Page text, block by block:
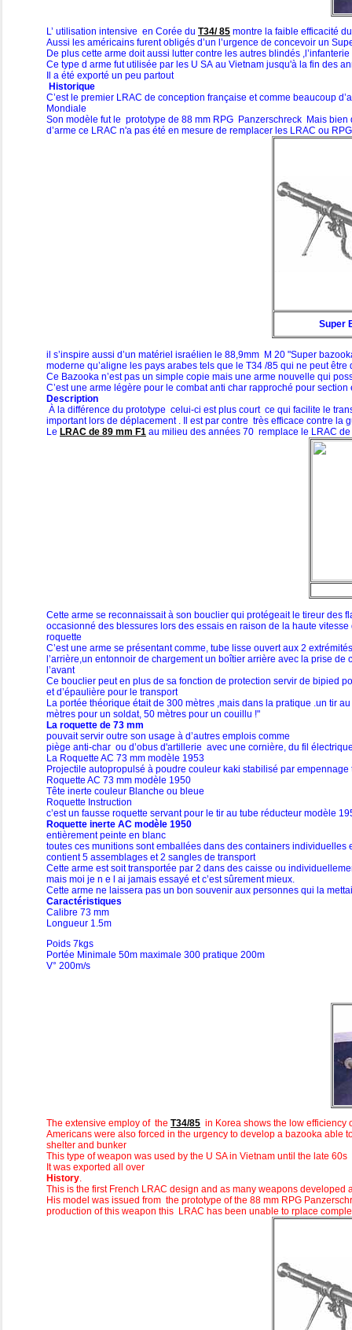
L’ utilisation intensive en Corée du T34/ 85 montre la faible efficacité
Aussi les américains furent obligés d’un l’urgence de concevoir un
De plus cette arme doit aussi lutter contre les autres blindés
Ce type d arme fut utilisée par les U SA au Vietnam jusqu'à la fin des
Il a été exporté un peu partout
Historique
C’est le premier LRAC de conception française et comme beaucoup
Mondiale
Son modèle fut le prototype de 88 mm RPG Panzerschreck Mais
d’arme ce LRAC n'a pas été en mesure de remplacer les LRAC ou
Super
il s’inspire aussi d’un matériel israélien le 88,9mm М 20 "Super
moderne qu’aligne les pays arabes tels que le T34 /85 qui ne peut
Ce Bazooka n’est pas un simple copie mais une arme nouvelle qui
C’est une arme légère pour le combat anti char rapproché pour section
Description
À la différence du prototype celui-ci est plus court ce qui facilite le
important lors de déplacement . Il est par contre très efficace contre la
Le LRAC de 89 mm F1 au milieu des années 70 remplace le LRAC de
Cette arme se reconnaissait à son bouclier qui protégeait le tireur des
occasionné des blessures lors des essais en raison de la haute
roquette
C’est une arme se présentant comme, tube lisse ouvert aux 2
l’arrière,un entonnoir de chargement un boîtier arrière avec la prise
l’avant
Ce bouclier peut en plus de sa fonction de protection servir de bipied
et d’épaulière pour le transport
La portée théorique était de 300 mètres ,mais dans la pratique .un tir
mètres pour un soldat, 50 mètres pour un couillu !"
La roquette de 73 mm
pouvait servir outre son usage à d’autres emplois comme
piège anti-char ou d’obus d'artillerie avec une cornière, du fil
La Roquette AC 73 mm modèle 1953
Projectile autopropulsé à poudre couleur kaki stabilisé par empennage
Roquette AC 73 mm modèle 1950
Tête inerte couleur Blanche ou bleue
Roquette Instruction
c’est un fausse roquette servant pour le tir au tube réducteur modèle
Roquette inerte AC modèle 1950
entièrement peinte en blanc
toutes ces munitions sont emballées dans des containers
contient 5 assemblages et 2 sangles de transport
Cette arme est soit transportée par 2 dans des caisse ou
mais moi je n e l ai jamais essayé et c’est sûrement mieux.
Cette arme ne laissera pas un bon souvenir aux personnes qui la
Caractéristiques
Calibre 73 mm
Longueur 1.5m
Poids 7kgs
Portée Minimale 50m maximale 300 pratique 200m
V° 200m/s
The extensive employ of the T34/85 in Korea shows the low efficiency
Americans were also forced in the urgency to develop a bazooka able
shelter and bunker
This type of weapon was used by the U SA in Vietnam until the late 60s
It was exported all over
History.
This is the first French LRAC design and as many weapons
His model was issued from the prototype of the 88 mm RPG
production of this weapon this LRAC has been unable to rplace